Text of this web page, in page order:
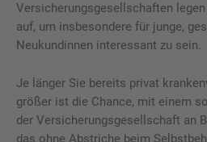
Versicherungsgesellschaften
auf, um insbesondere für junge,
Neukundinnen interessant zu sein.
Je länger Sie bereits privat
größer ist die Chance, mit einem
der Versicherungsgesellschaft an